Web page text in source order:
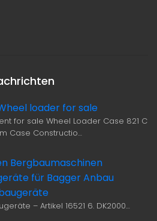
loader for sale
for sale Wheel Loader Case 821 C
Case Constructio…
Bergbaumaschinen
für Bagger Anbau
– Artikel 16521 6. DK2000…